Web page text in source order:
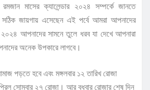
মাসের ক্যালেন্ডার ২০২৪ সম্পর্কে জানতে
জায়গায় এসেছেন এই পর্বে আমরা আপনাদের
২০২৪ আপনাদের সামনে তুলে ধরব যা দেখে আপনারা
অনেক উপকারে লাগবে।
পড়তে হবে এবং মঙ্গলবার ১২ তারিখ রোজা
সোমবার ২৭ রোজা। আর বুধবার রোজার শেষ দিন